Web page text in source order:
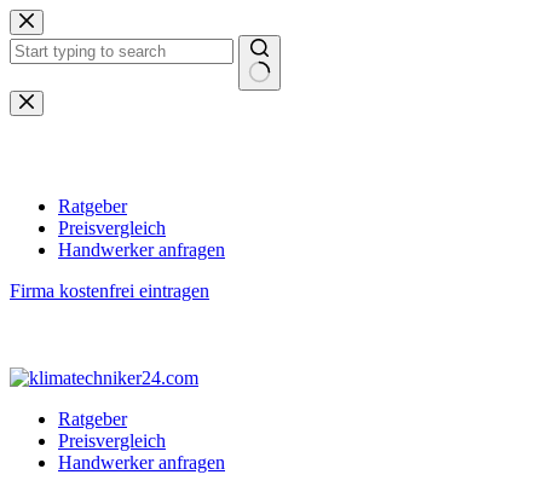
Zum
Inhalt
springen
Keine
Ergebnisse
Ratgeber
Preisvergleich
Handwerker anfragen
Firma kostenfrei eintragen
Ratgeber
Preisvergleich
Handwerker anfragen